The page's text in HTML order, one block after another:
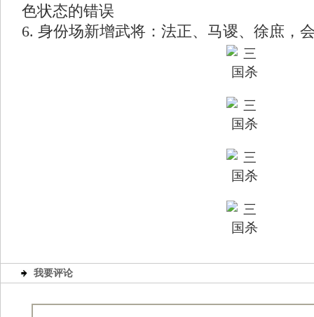
色状态的错误
6. 身份场新增武将：法正、马谡、徐庶，
我要评论